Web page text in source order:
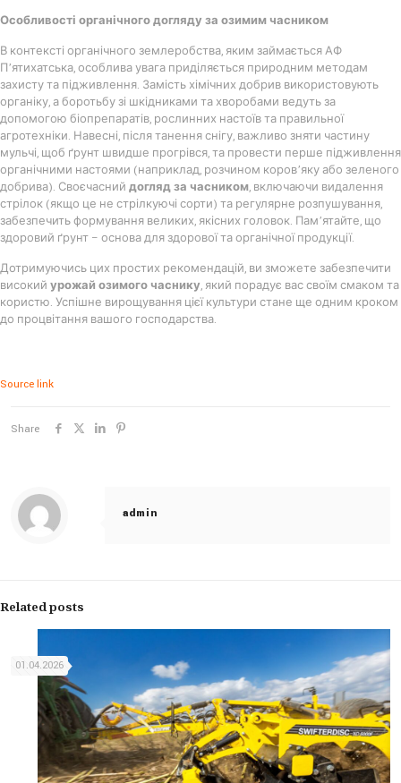
Особливості органічного догляду за озимим часником
В контексті органічного землеробства, яким займається АФ
П’ятихатська, особлива увага приділяється природним методам
захисту та підживлення. Замість хімічних добрив використовують
органіку, а боротьбу зі шкідниками та хворобами ведуть за
допомогою біопрепаратів, рослинних настоїв та правильної
агротехніки. Навесні, після танення снігу, важливо зняти частину
мульчі, щоб ґрунт швидше прогрівся, та провести перше підживлення
органічними настоями (наприклад, розчином коров’яку або зеленого
добрива). Своєчасний догляд за часником, включаючи видалення
стрілок (якщо це не стрілкуючі сорти) та регулярне розпушування,
забезпечить формування великих, якісних головок. Пам’ятайте, що
здоровий ґрунт – основа для здорової та органічної продукції.
Дотримуючись цих простих рекомендацій, ви зможете забезпечити
високий урожай озимого часнику, який порадує вас своїм смаком та
користю. Успішне вирощування цієї культури стане ще одним кроком
до процвітання вашого господарства.
Source link
Share
admin
Related posts
01.04.2026